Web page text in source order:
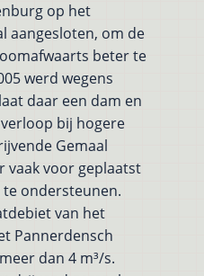
op het
aangesloten, om de
beter te
werd wegens
daar een dam en
bij hogere
Gemaal
vaak voor geplaatst
ondersteunen.
van het
Pannerdensch
dan 4 m³/s.